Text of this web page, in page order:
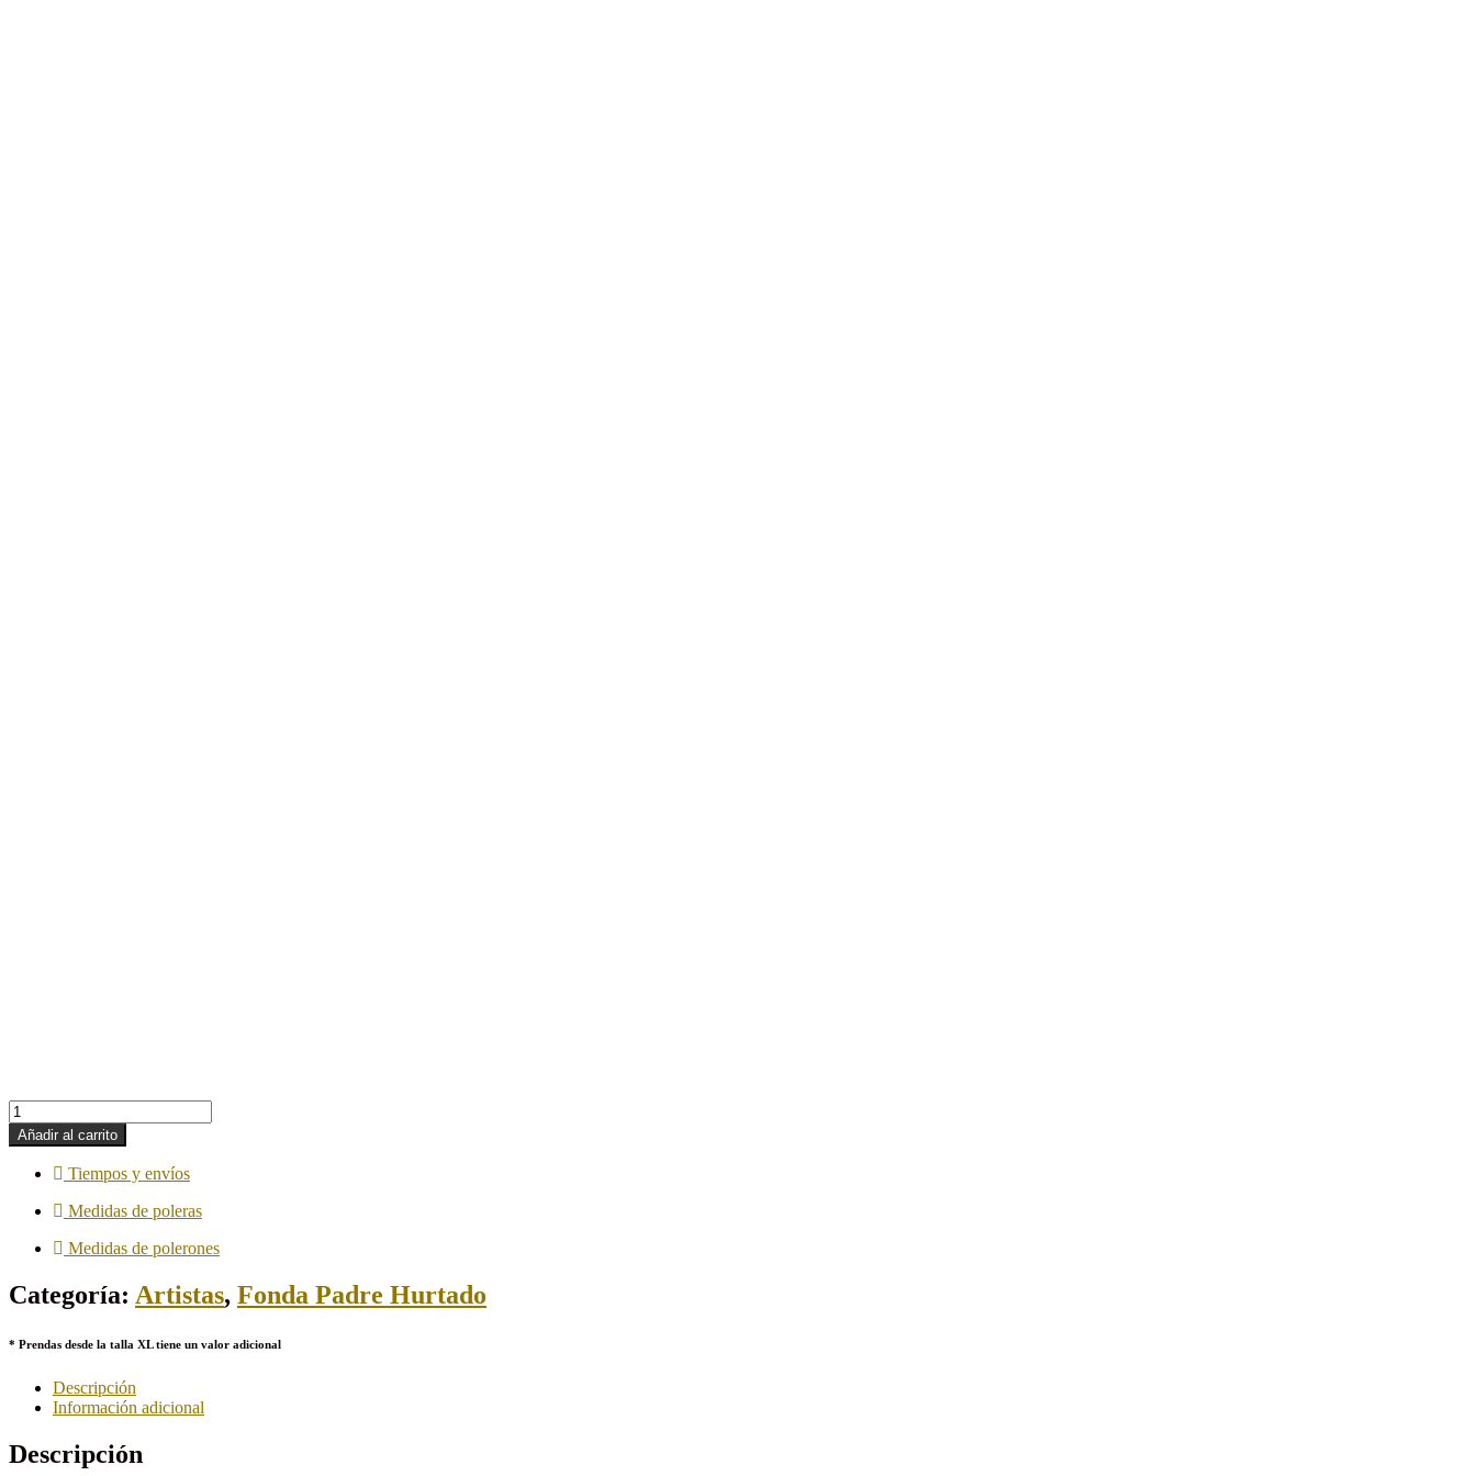
Polera
de
Luis
Lambis
Original
Añadir al carrito
Tiempos y envíos
Medidas de poleras
Medidas de polerones
Categoría: Artistas, Fonda Padre Hurtado
* Prendas desde la talla XL tiene un valor adicional
Descripción
Información adicional
Descripción